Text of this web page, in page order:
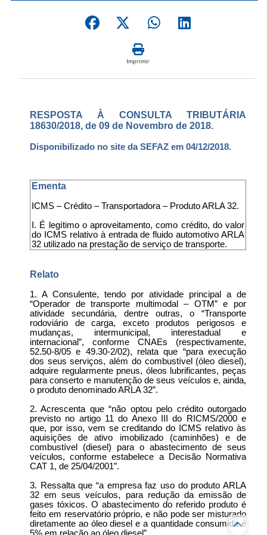
Imprimir
RESPOSTA À CONSULTA TRIBUTÁRIA
18630/2018, de 09 de Novembro de 2018.
Disponibilizado no site da SEFAZ em 04/12/2018.
Ementa
ICMS – Crédito – Transportadora – Produto ARLA 32.
I. É legítimo o aproveitamento, como crédito, do valor
do ICMS relativo à entrada de fluido automotivo ARLA
32 utilizado na prestação de serviço de transporte.
Relato
1. A Consulente, tendo por atividade principal a de
“Operador de transporte multimodal – OTM” e por
atividade secundária, dentre outras, o “Transporte
rodoviário de carga, exceto produtos perigosos e
mudanças, intermunicipal, interestadual e
internacional”, conforme CNAEs (respectivamente,
52.50-8/05 e 49.30-2/02), relata que “para execução
dos seus serviços, além do combustível (óleo diesel),
adquire regularmente pneus, óleos lubrificantes, peças
para conserto e manutenção de seus veículos e, ainda,
o produto denominado ARLA 32”.
2. Acrescenta que “não optou pelo crédito outorgado
previsto no artigo 11 do Anexo III do RICMS/2000 e
que, por isso, vem se creditando do ICMS relativo às
aquisições de ativo imobilizado (caminhões) e de
combustível (diesel) para o abastecimento de seus
veículos, conforme estabelece a Decisão Normativa
CAT 1, de 25/04/2001”.
3. Ressalta que “a empresa faz uso do produto ARLA
32 em seus veículos, para redução da emissão de
gases tóxicos. O abastecimento do referido produto é
feito em reservatório próprio, e não pode ser misturado
diretamente ao óleo diesel e a quantidade consumida é